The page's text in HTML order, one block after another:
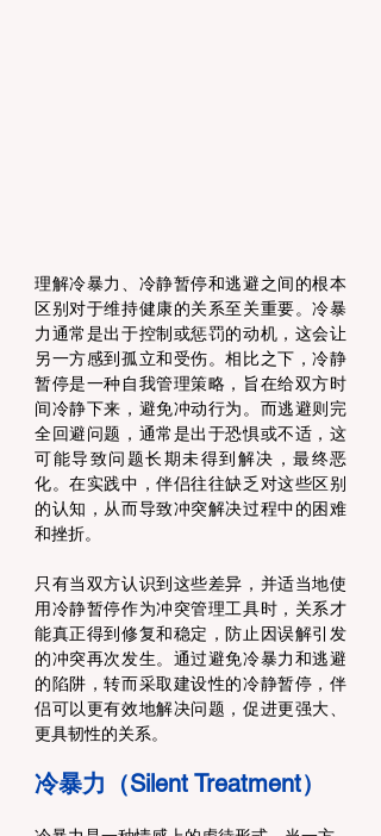
理解冷暴力、冷静暂停和逃避之间的根本
区别对于维持健康的关系至关重要。冷暴
力通常是出于控制或惩罚的动机，这会让
另一方感到孤立和受伤。相比之下，冷静
暂停是一种自我管理策略，旨在给双方时
间冷静下来，避免冲动行为。而逃避则完
全回避问题，通常是出于恐惧或不适，这
可能导致问题长期未得到解决，最终恶
化。在实践中，伴侣往往缺乏对这些区别
的认知，从而导致冲突解决过程中的困难
和挫折。
只有当双方认识到这些差异，并适当地使
用冷静暂停作为冲突管理工具时，关系才
能真正得到修复和稳定，防止因误解引发
的冲突再次发生。通过避免冷暴力和逃避
的陷阱，转而采取建设性的冷静暂停，伴
侣可以更有效地解决问题，促进更强大、
更具韧性的关系。
冷暴力（Silent Treatment）